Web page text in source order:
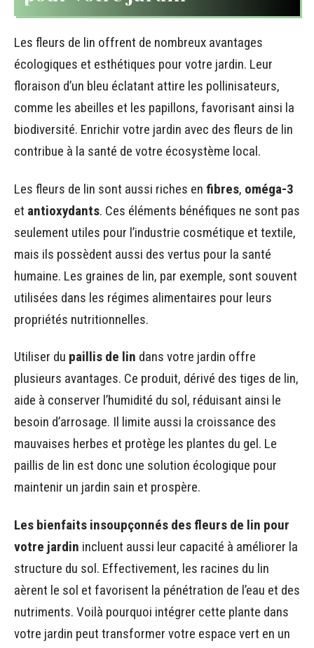
Les fleurs de lin offrent de nombreux avantages
écologiques et esthétiques pour votre jardin. Leur
floraison d’un bleu éclatant attire les pollinisateurs,
comme les abeilles et les papillons, favorisant ainsi la
biodiversité. Enrichir votre jardin avec des fleurs de lin
contribue à la santé de votre écosystème local.
Les fleurs de lin sont aussi riches en fibres, oméga-3
et antioxydants. Ces éléments bénéfiques ne sont pas
seulement utiles pour l’industrie cosmétique et textile,
mais ils possèdent aussi des vertus pour la santé
humaine. Les graines de lin, par exemple, sont souvent
utilisées dans les régimes alimentaires pour leurs
propriétés nutritionnelles.
Utiliser du paillis de lin dans votre jardin offre
plusieurs avantages. Ce produit, dérivé des tiges de lin,
aide à conserver l’humidité du sol, réduisant ainsi le
besoin d’arrosage. Il limite aussi la croissance des
mauvaises herbes et protège les plantes du gel. Le
paillis de lin est donc une solution écologique pour
maintenir un jardin sain et prospère.
Les bienfaits insoupçonnés des fleurs de lin pour
votre jardin incluent aussi leur capacité à améliorer la
structure du sol. Effectivement, les racines du lin
aèrent le sol et favorisent la pénétration de l’eau et des
nutriments. Voilà pourquoi intégrer cette plante dans
votre jardin peut transformer votre espace vert en un